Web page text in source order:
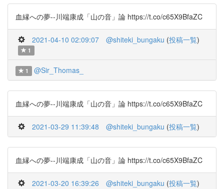
血縁への夢--川端康成「山の音」論 https://t.co/c65X9BfaZC
2021-04-10 02:09:07 @shiteki_bungaku (投稿一覧)
1
1 @Sir_Thomas_
血縁への夢--川端康成「山の音」論 https://t.co/c65X9BfaZC
2021-03-29 11:39:48 @shiteki_bungaku (投稿一覧)
血縁への夢--川端康成「山の音」論 https://t.co/c65X9BfaZC
2021-03-20 16:39:26 @shiteki_bungaku (投稿一覧)